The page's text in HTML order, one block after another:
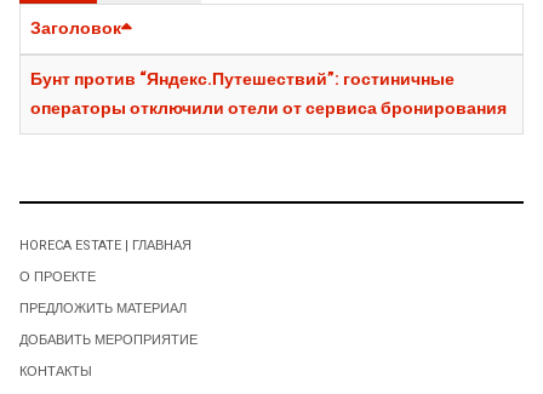
Заголовок
Бунт против “Яндекс.Путешествий”: гостиничные
операторы отключили отели от сервиса бронирования
HORECA ESTATE | ГЛАВНАЯ
О ПРОЕКТЕ
ПРЕДЛОЖИТЬ МАТЕРИАЛ
ДОБАВИТЬ МЕРОПРИЯТИЕ
КОНТАКТЫ